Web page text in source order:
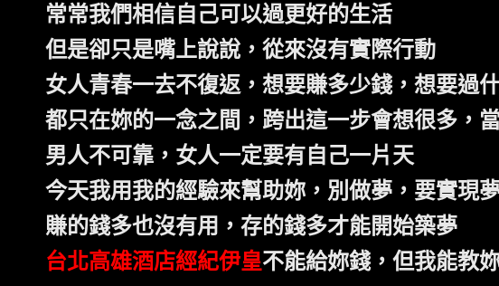
常常我們相信自己可以過更好的生活
但是卻只是嘴上說說，從來沒有實際行動
女人青春一去不復返，想要賺多少錢，想要過
都只在妳的一念之間，跨出這一步會想很多，
男人不可靠，女人一定要有自己一片天
今天我用我的經驗來幫助妳，別做夢，要實現夢
賺的錢多也沒有用，存的錢多才能開始築夢
台北高雄酒店經紀伊皇不能給妳錢，但我能教